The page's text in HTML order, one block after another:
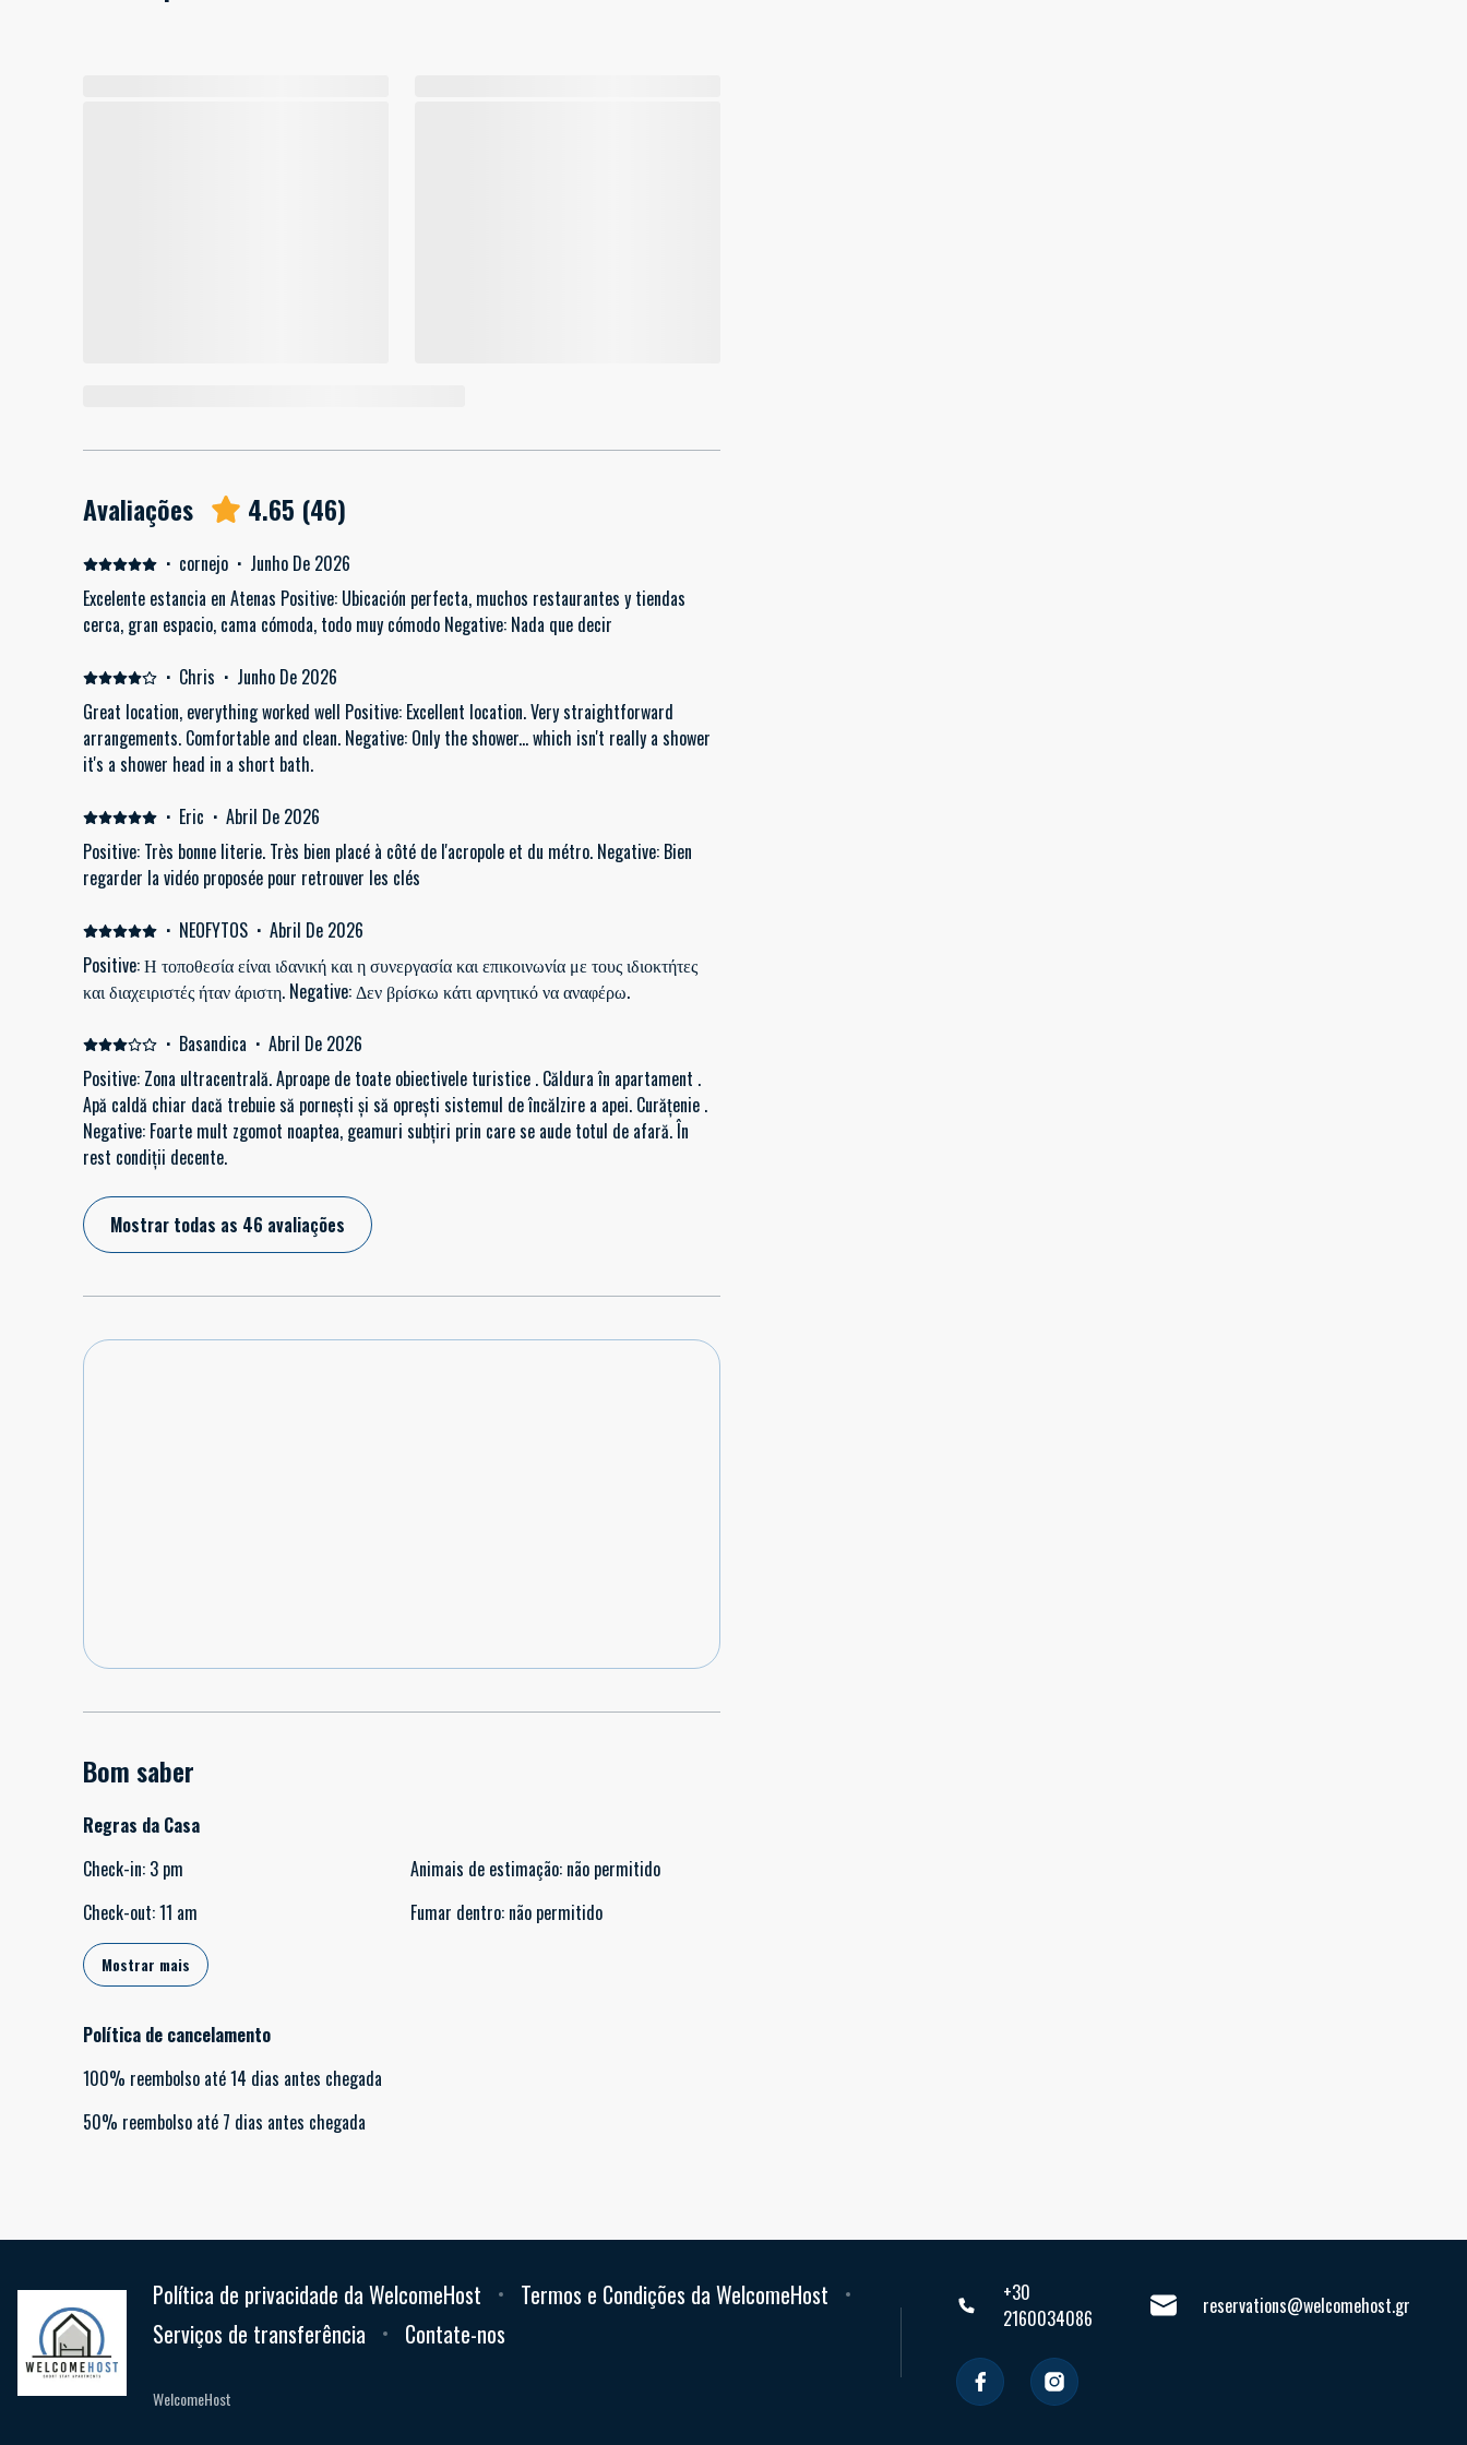
Avaliações 4.65 (46)
· cornejo · Junho De 2026
Excelente estancia en Atenas Positive: Ubicación perfecta, muchos restaurantes y tiendas
cerca, gran espacio, cama cómoda, todo muy cómodo Negative: Nada que decir
· Chris · Junho De 2026
Great location, everything worked well Positive: Excellent location. Very straightforward
arrangements. Comfortable and clean. Negative: Only the shower... which isn't really a shower
it's a shower head in a short bath.
· Eric · Abril De 2026
Positive: Très bonne literie. Très bien placé à côté de l'acropole et du métro. Negative: Bien
regarder la vidéo proposée pour retrouver les clés
· NEOFYTOS · Abril De 2026
Positive: Η τοποθεσία είναι ιδανική και η συνεργασία και επικοινωνία με τους ιδιοκτήτες
και διαχειριστές ήταν άριστη. Negative: Δεν βρίσκω κάτι αρνητικό να αναφέρω.
· Basandica · Abril De 2026
Positive: Zona ultracentrală. Aproape de toate obiectivele turistice . Căldura în apartament .
Apă caldă chiar dacă trebuie să pornești și să oprești sistemul de încălzire a apei. Curățenie .
Negative: Foarte mult zgomot noaptea, geamuri subțiri prin care se aude totul de afară. În
rest condiții decente.
Mostrar todas as 46 avaliações
Bom saber
Regras da Casa
Check-in: 3 pm
Check-out:11 am
Animais de estimação: não permitido
Fumar dentro: não permitido
Mostrar mais
Política de cancelamento
100% reembolso até14 dias antes chegada
50% reembolso até 7 dias antes chegada
Política de privacidade da WelcomeHost
Termos e Condições da WelcomeHost
Serviços de transferência
Contate-nos
WelcomeHost
+30
2160034086
reservations@welcomehost.gr